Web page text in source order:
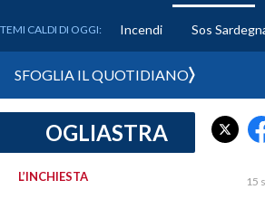
CRONACA SARDEGNA
TEMI CALDI DI OGGI: Incendi Sos
SFOGLIA IL QUOTIDIANO
OGLIASTRA
L’INCHIESTA 15